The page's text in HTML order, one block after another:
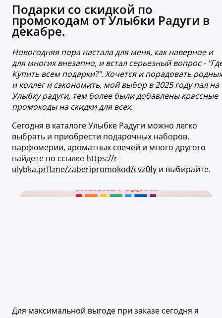
Подарки со скидкой по
промокодам от Улыбки Радуги в
декабре.
Новогодняя пора настала для меня, как наверное и
для многих внезапно, и встал серьезный вопрос -
Купить всем подарки?". Хочется и порадовать родных
и коллег и сэкономить, мой выбор в 2025 году пал на
Улыбку радуги, тем более были добавлены крассные
промокоды на скидки для всех.
Сегодня в каталоге Улыбке Радуги можно легко
выбрать и приобрести подарочных наборов,
парфюмерии, ароматных свечей и много другого
найдете по ссылке https://r-
ulybka.prfl.me/zaberipromokod/cvz0fy и выбирайте.
Для максимальной выгоде при заказе сегодня я